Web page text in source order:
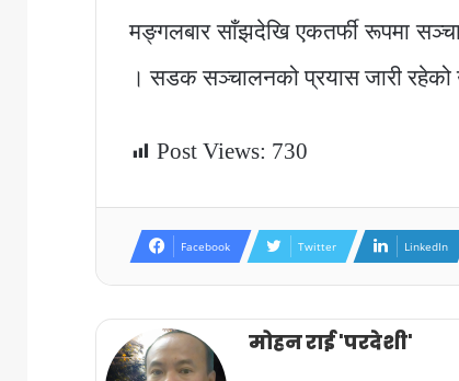
मङ्गलबार साँझदेखि एकतर्फी रूपमा
। सडक सञ्चालनको प्रयास जारी रहेको
Post Views: 730
Facebook Twitter LinkedIn
मोहन राई 'परदेशी'